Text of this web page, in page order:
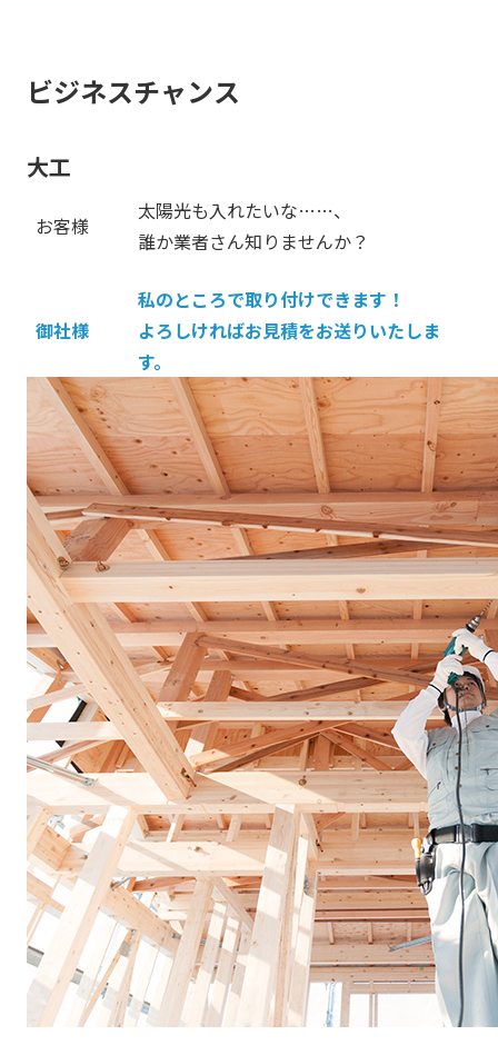
ビジネスチャンス
大工
お客様
太陽光も入れたいな……、
誰か業者さん知りませんか？
御社様
私のところで取り付けできます！
よろしければお見積をお送りいたしま
す。